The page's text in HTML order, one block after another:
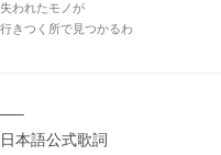
失われたモノが
行きつく所で見つかるわ
—–
日本語公式歌詞